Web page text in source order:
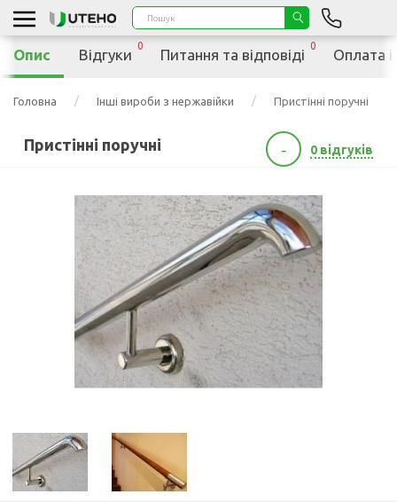
Головна Інші вироби з нержавійки Пристінні поручні
Пристінні поручні - 0 відгуків
Опис Відгуки
0
Питання та відповіді
0
Оплата